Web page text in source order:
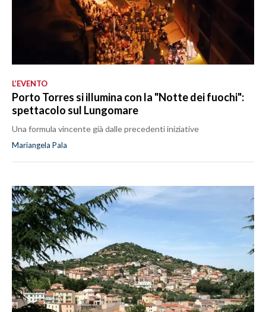
L’EVENTO
Porto Torres si illumina con la "Notte dei fuochi":
spettacolo sul Lungomare
Una formula vincente già dalle precedenti iniziative
Mariangela Pala